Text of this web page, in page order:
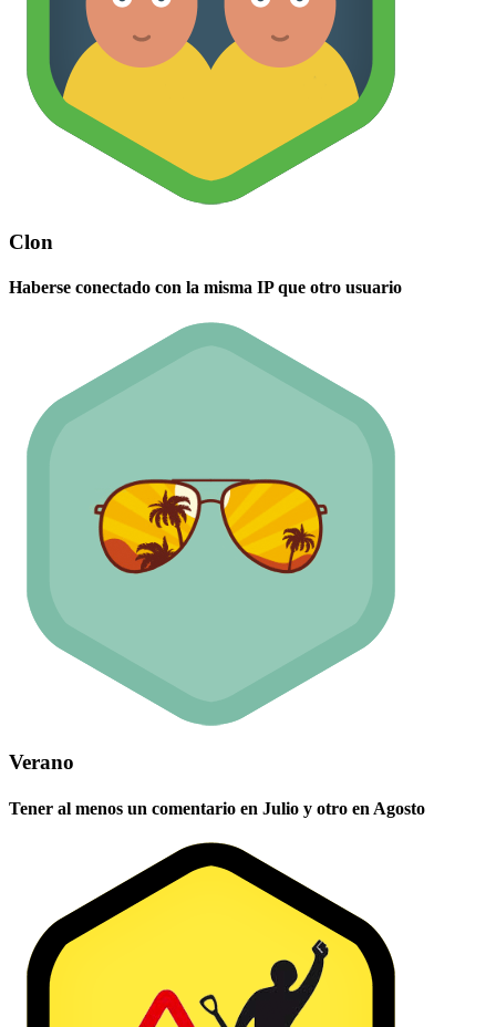
Clon
Haberse conectado con la misma IP que otro usuario
Verano
Tener al menos un comentario en Julio y otro en Agosto